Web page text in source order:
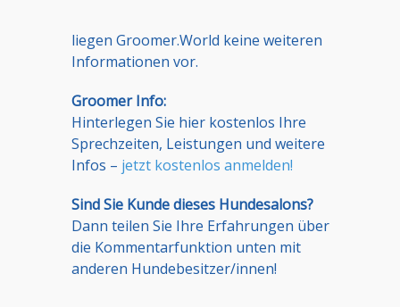
liegen Groomer.World keine weiteren
Informationen vor.
Groomer Info:
Hinterlegen Sie hier kostenlos Ihre
Sprechzeiten, Leistungen und weitere
Infos – jetzt kostenlos anmelden!
Sind Sie Kunde dieses Hundesalons?
Dann teilen Sie Ihre Erfahrungen über
die Kommentarfunktion unten mit
anderen Hundebesitzer/innen!